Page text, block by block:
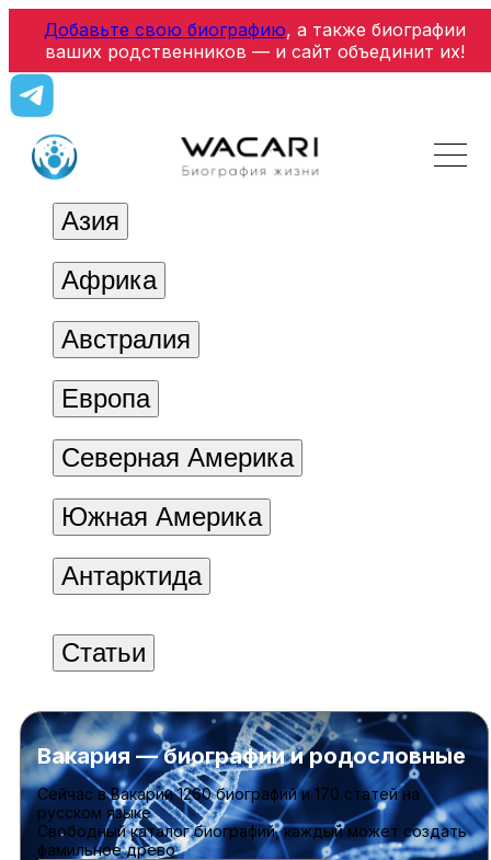
Добавьте свою биографию, а также биографии
ваших родственников — и сайт объединит их!
Азия
Африка
Австралия
Европа
Северная Америка
Южная Америка
Антарктида
Статьи
Вакария — биографии и родословные
Cейчас в Вакарии1260 биографийи170 статейна
русском языке
Свободный каталог биографий, каждый может создать
фамильное древо